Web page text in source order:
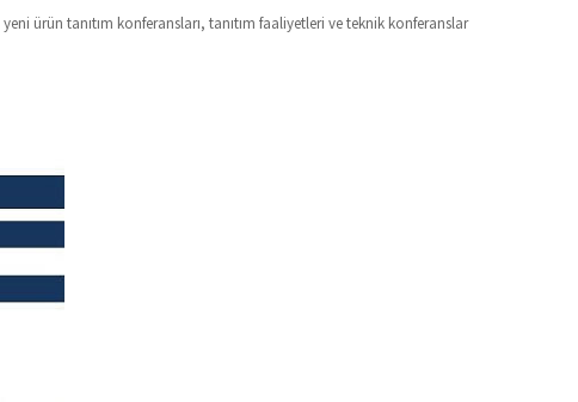
ürün tanıtım konferansları, tanıtım faaliyetleri ve teknik konferanslar